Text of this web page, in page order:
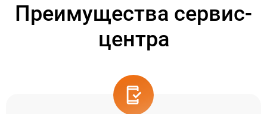
Преимущества сервис-
центра